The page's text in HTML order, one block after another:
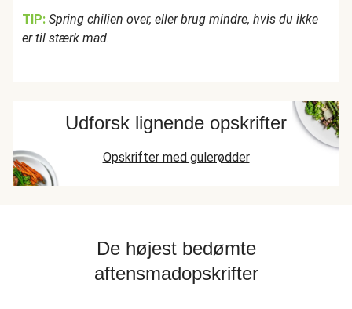
TIP: Spring chilien over, eller brug mindre, hvis du ikke
er til stærk mad.
Udforsk lignende opskrifter
Opskrifter med gulerødder
De højest bedømte
aftensmadopskrifter